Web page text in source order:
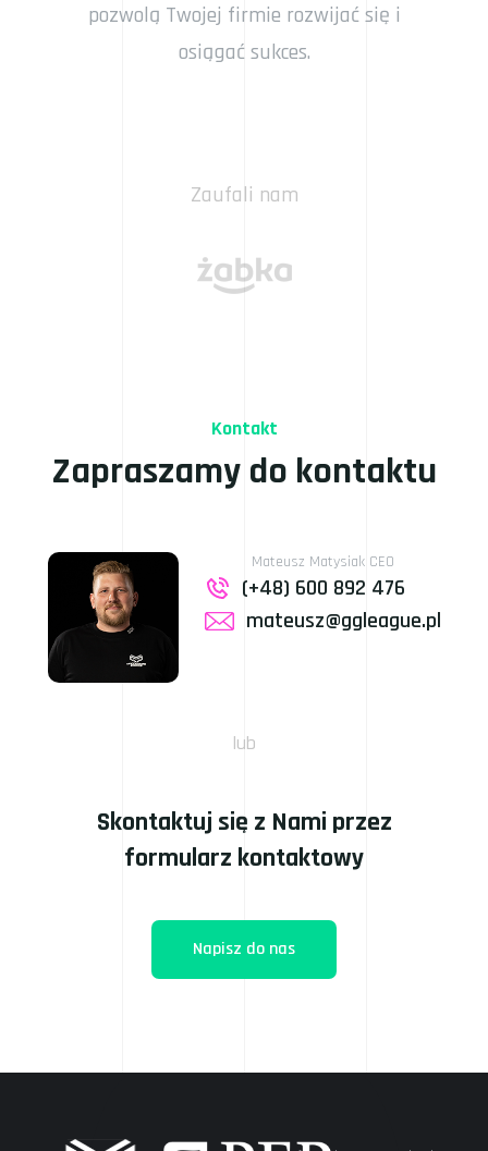
pozwolą Twojej firmie rozwijać się i
osiągać sukces.
Zaufali nam
Kontakt
Zapraszamy do kontaktu
Mateusz Matysiak CEO
(+48) 600 892 476
mateusz@ggleague.pl
lub
Skontaktuj się z Nami przez
formularz kontaktowy
Napisz do nas